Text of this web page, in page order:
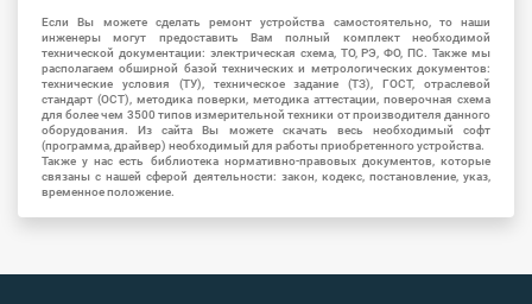
Если Вы можете сделать ремонт устройства самостоятельно, то наши
инженеры могут предоставить Вам полный комплект необходимой
технической документации: электрическая схема, ТО, РЭ, ФО, ПС. Также мы
располагаем обширной базой технических и метрологических документов:
технические условия (ТУ), техническое задание (ТЗ), ГОСТ, отраслевой
стандарт (ОСТ), методика поверки, методика аттестации, поверочная схема
для более чем 3500 типов измерительной техники от производителя данного
оборудования. Из сайта Вы можете скачать весь необходимый софт
(программа, драйвер) необходимый для работы приобретенного устройства.
Также у нас есть библиотека нормативно-правовых документов, которые
связаны с нашей сферой деятельности: закон, кодекс, постановление, указ,
временное положение.